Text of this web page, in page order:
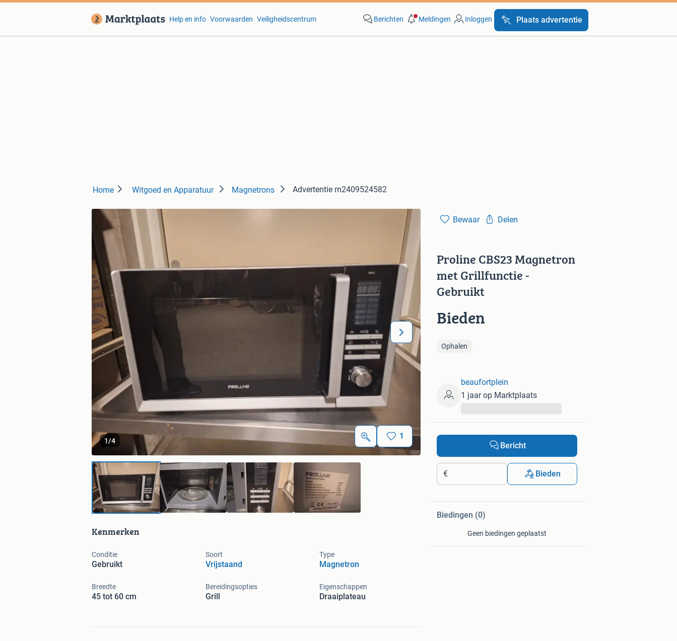
Help en info Voorwaarden Veiligheidscentrum Berichten Meldingen Inloggen Plaats advertentie
Home Witgoed en Apparatuur Magnetrons Advertentie m2409524582
1/4 1
Kenmerken
Conditie
Gebruikt
Soort
Vrijstaand
Type
Magnetron
Breedte
45 tot 60 cm
Bereidingsopties
Grill
Eigenschappen
Draaiplateau
Bewaar Delen
Proline CBS23 Magnetron
met Grillfunctie -
Gebruikt
Bieden
Ophalen
beaufortplein
1 jaar op Marktplaats
Bericht
€ Bieden
Biedingen (0)
Geen biedingen geplaatst